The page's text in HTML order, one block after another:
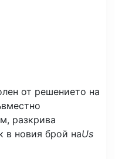
от решението на
разкрива
в новия брой наUs